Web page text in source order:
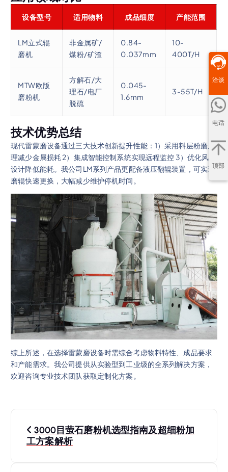
设备型号 适用物料 成品细度 产能范围
LM立式辊
磨机
非金属矿/
煤粉/矿渣
0.84-
0.037mm
10-
400T/H
MTW欧版
磨粉机
方解石/大
理石/电厂
脱硫
0.045-
1.6mm
3-55T/H
技术优势总结
现代雷蒙磨设备通过三大技术创新提升性能：1）采用料层粉磨原
理减少金属损耗 2）集成智能控制系统实现远程监控 3）优化风道
设计降低能耗。我公司LM系列产品更配备液压翻辊装置，可实现
磨辊快速更换，大幅减少维护停机时间。
综上所述，在选择雷蒙磨设备时需综合考虑物料特性、成品要求
和产能需求。我公司提供从实验型到工业级的全系列解决方案，
欢迎咨询专业技术团队获取定制化方案。
文
章
3000目萤石磨粉机选型指南及超细粉加
工方案解析
洽谈
电话
顶部